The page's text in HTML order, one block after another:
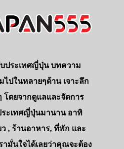
บประเทศญี่ปุ่น บทความ
ไปในหลายๆด้าน เจาะลึก
โดยจากดูแลและจัดการ
ะเทศญี่ปุ่นมานาน อาทิ
, ร้านอาหาร, ที่พัก และ
ามั่นใจได้เลยว่าคุณจะต้อง